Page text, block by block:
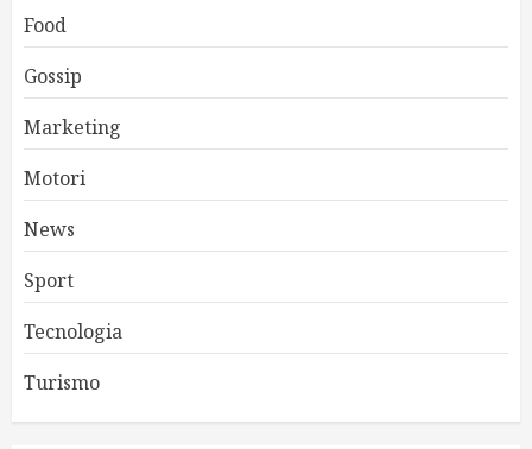
Food
Gossip
Marketing
Motori
News
Sport
Tecnologia
Turismo